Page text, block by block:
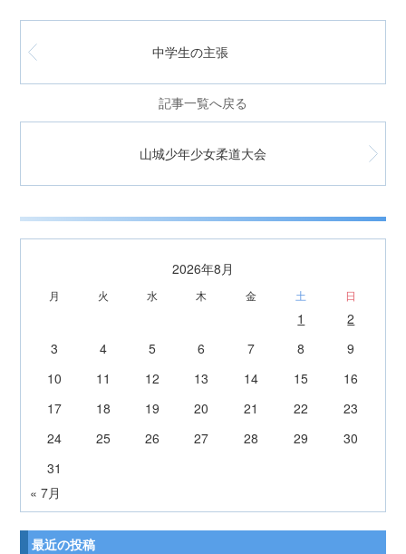
中学生の主張
記事一覧へ戻る
山城少年少女柔道大会
2026年8月
月 火 水 木 金 土 日
1
2
3
4 5 6 7 8
9
10
11 12 13 14 15
16
17
18 19 20 21 22
23
24
25 26 27 28 29
30
31
« 7月
最近の投稿